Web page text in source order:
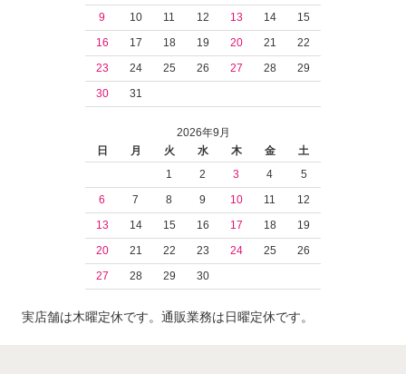
9
10 11 12 13 14
15
16
17 18 19 20 21
22
23
24 25 26 27 28
29
30
31
2026年9月
日
月 火 水 木 金
土
1
2 3 4
5
6
7 8 9 10 11
12
13
14 15 16 17 18
19
20
21 22 23 24 25
26
27
28 29 30
実店舗は木曜定休です。通販業務は日曜定休です。